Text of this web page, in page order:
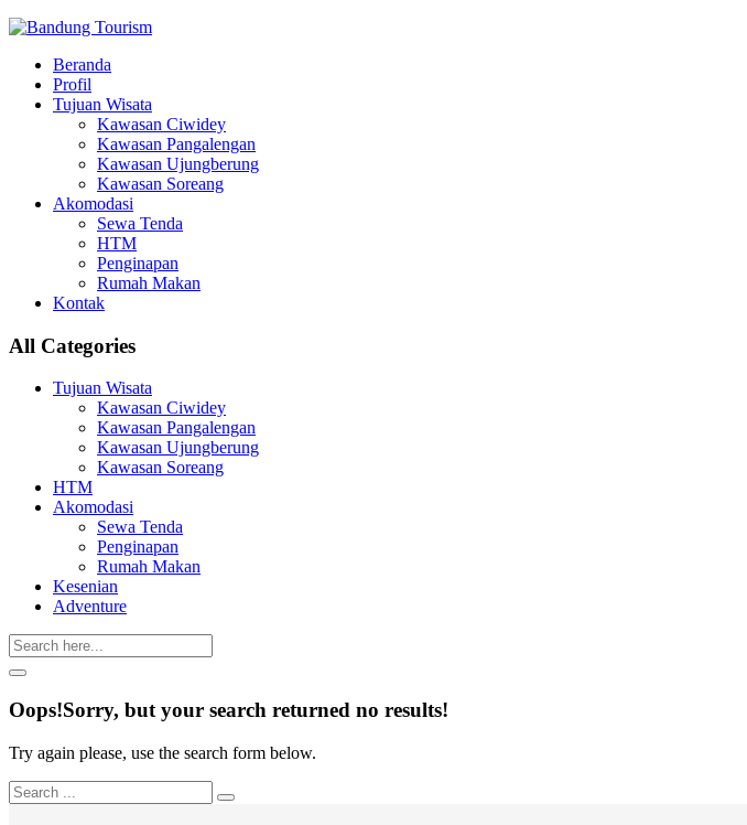
Beranda
Profil
Tujuan Wisata
Kawasan Ciwidey
Kawasan Pangalengan
Kawasan Ujungberung
Kawasan Soreang
Akomodasi
Sewa Tenda
HTM
Penginapan
Rumah Makan
Kontak
All Categories
Tujuan Wisata
Kawasan Ciwidey
Kawasan Pangalengan
Kawasan Ujungberung
Kawasan Soreang
HTM
Akomodasi
Sewa Tenda
Penginapan
Rumah Makan
Kesenian
Adventure
Oops!Sorry, but your search returned no results!
Try again please, use the search form below.